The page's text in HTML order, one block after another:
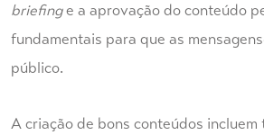
briefinge a aprovação do conteúdo
fundamentais para que as
público.
A criação de bons conteúdos incluem